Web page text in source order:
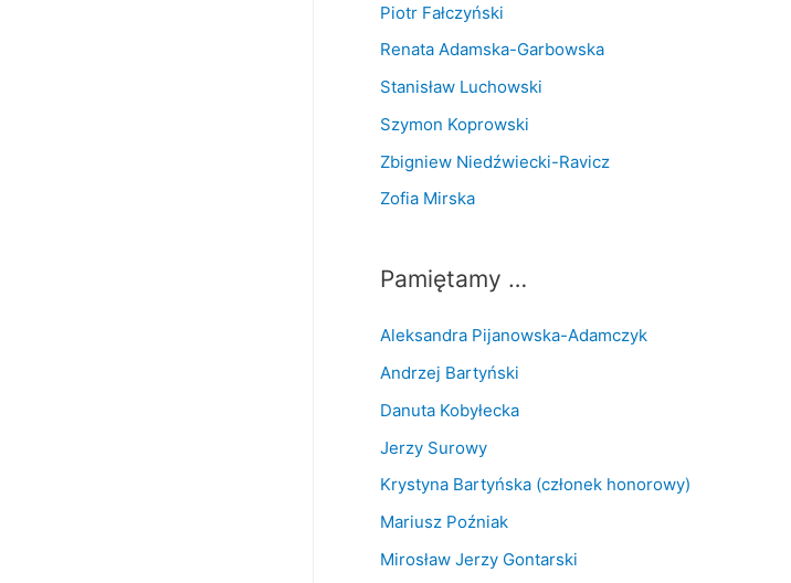
Piotr Fałczyński
Renata Adamska-Garbowska
Stanisław Luchowski
Szymon Koprowski
Zbigniew Niedźwiecki-Ravicz
Zofia Mirska
Pamiętamy …
Aleksandra Pijanowska-Adamczyk
Andrzej Bartyński
Danuta Kobyłecka
Jerzy Surowy
Krystyna Bartyńska (członek honorowy)
Mariusz Poźniak
Mirosław Jerzy Gontarski